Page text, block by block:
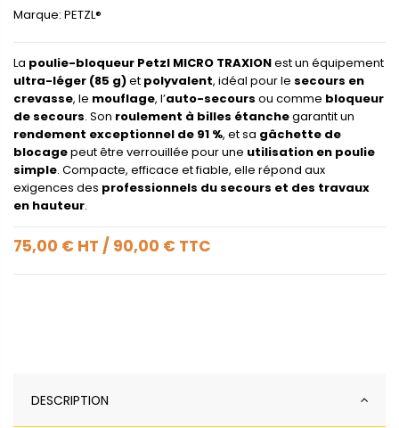
Marque: PETZL®
La poulie-bloqueur Petzl MICRO TRAXIONest un équipement
ultra-léger (85 g)et polyvalent, idéal pour le secours en
crevasse, le mouflage, l’auto-secours ou comme bloqueur
de secours. Son roulement à billes étanchegarantit un
rendement exceptionnel de 91 %, et sa gâchette de
blocagepeut être verrouillée pour une utilisation en poulie
simple. Compacte, efficace et fiable, elle répond aux
exigences des professionnels du secours et des travaux
en hauteur.
75,00 € HT / 90,00 € TTC
DESCRIPTION